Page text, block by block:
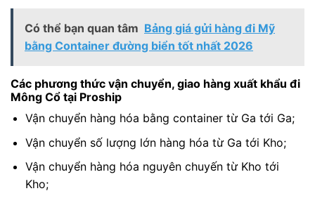
Có thể bạn quan tâm Bảng giá gửi hàng đi Mỹ
bằng Container đường biển tốt nhất 2026
Các phương thức vận chuyển, giao hàng xuất khẩu đi
Mông Cổ tại Proship
Vận chuyển hàng hóa bằng container từ Ga tới Ga;
Vận chuyển số lượng lớn hàng hóa từ Ga tới Kho;
Vận chuyển hàng hóa nguyên chuyến từ Kho tới
Kho;